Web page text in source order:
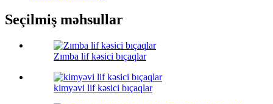
Seçilmiş məhsullar
Zımba lif kəsici bıçaqlar
kimyəvi lif kəsici bıçaqlar